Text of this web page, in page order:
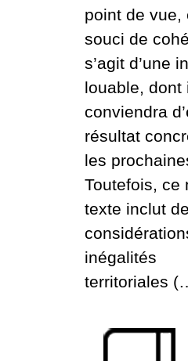
point de vue,
souci de
s’agit d’une
louable, dont
conviendra
résultat
les
Toutefois, ce
texte inclut
inégalités
territoriales